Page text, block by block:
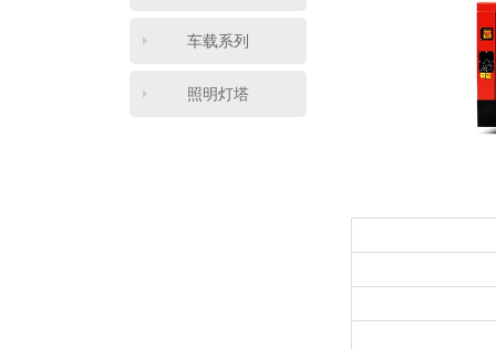
车载系列
照明灯塔